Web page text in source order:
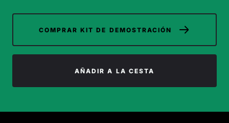
COMPRAR KIT DE DEMOSTRACIÓN
AÑADIR A LA CESTA